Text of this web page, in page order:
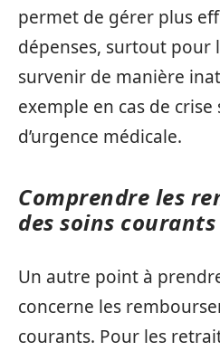
permet de gérer plus
dépenses, surtout pour
survenir de manière
exemple en cas de
d’urgence médicale.
Comprendre les
des soins courants
Un autre point à
concerne les
courants. Pour les